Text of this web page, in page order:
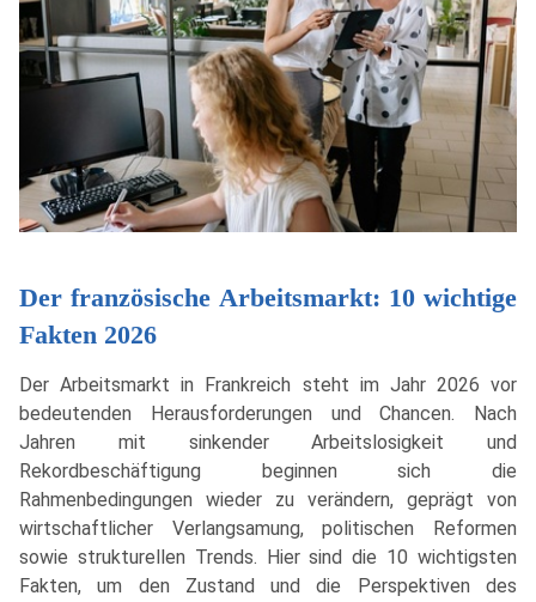
Der französische Arbeitsmarkt: 10 wichtige
Fakten 2026
Der Arbeitsmarkt in Frankreich steht im Jahr 2026 vor
bedeutenden Herausforderungen und Chancen. Nach
Jahren mit sinkender Arbeitslosigkeit und
Rekordbeschäftigung beginnen sich die
Rahmenbedingungen wieder zu verändern, geprägt von
wirtschaftlicher Verlangsamung, politischen Reformen
sowie strukturellen Trends. Hier sind die 10 wichtigsten
Fakten, um den Zustand und die Perspektiven des